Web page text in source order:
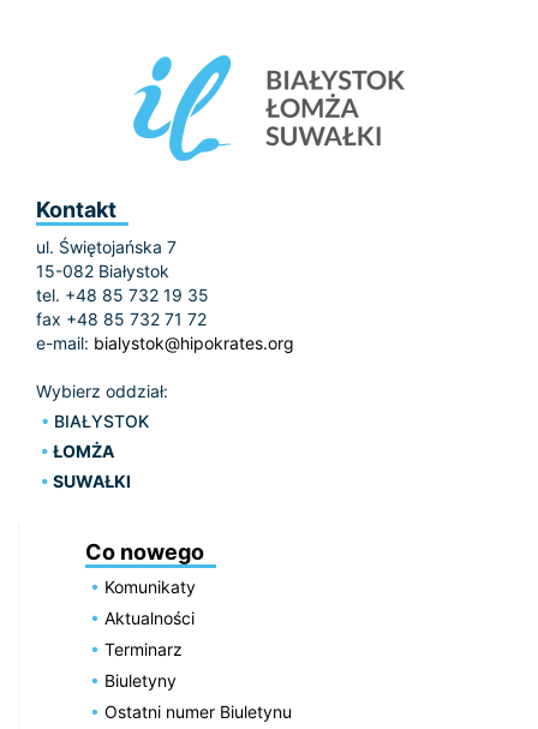
Kontakt
ul. Świętojańska 7
15-082 Białystok
tel. +48 85 732 19 35
fax +48 85 732 71 72
e-mail: bialystok@hipokrates.org
Wybierz oddział:
BIAŁYSTOK
ŁOMŻA
SUWAŁKI
Co nowego
Komunikaty
Aktualności
Terminarz
Biuletyny
Ostatni numer Biuletynu